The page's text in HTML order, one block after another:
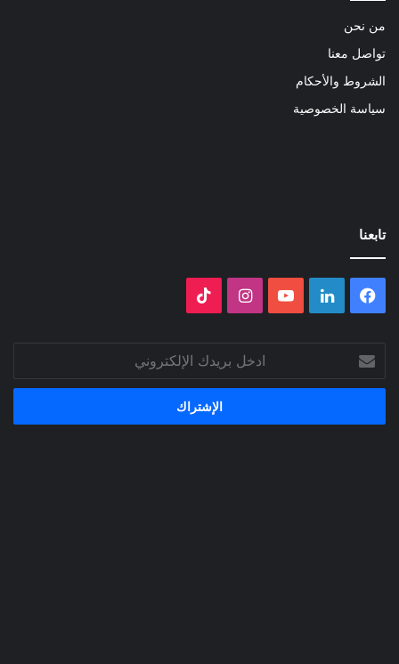
من نحن
تواصل معنا
الشروط والأحكام
سياسة الخصوصية
تابعنا
فيسبوك لينكدإن ‫YouTubeانستقرام
بريدك
الإلكتروني